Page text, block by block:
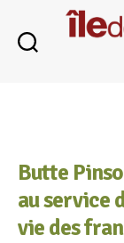
Butte
au service
vie des